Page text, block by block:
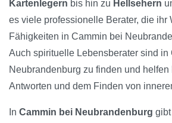
Kartenlegern bis hin zu Hellsehern
es viele professionelle Berater, die ihr
Fähigkeiten in Cammin bei
Auch spirituelle Lebensberater sind in
Neubrandenburg zu finden und
Antworten und dem Finden von
In Cammin bei Neubrandenburg